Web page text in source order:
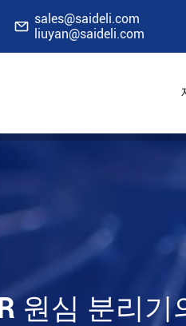
 sales@saideli.com
liuyan@saideli.com
원심 분리